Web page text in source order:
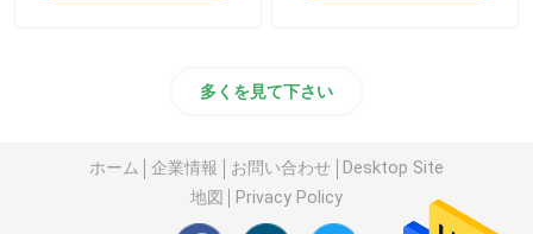
多くを見て下さい
ホーム 企業情報 お問い合わせ
Desktop Site
地図
Privacy Policy